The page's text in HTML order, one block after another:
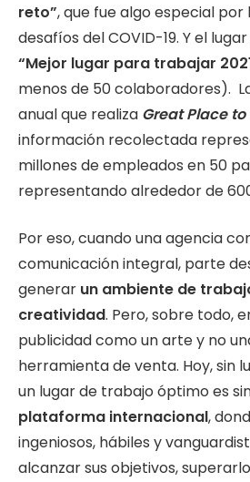
reto”, que fue algo especial
desafíos del COVID-19. Y el lugar
“Mejor lugar para trabajar
menos de 50 colaboradores).
anual que realiza Great Place to
información recolectada
millones de empleados en 50
representando alrededor de
Por eso, cuando una agencia
comunicación integral, parte
generar un ambiente de
creatividad. Pero, sobre todo,
publicidad como un arte y no
herramienta de venta. Hoy, sin
un lugar de trabajo óptimo es
plataforma internacional,
ingeniosos, hábiles y
alcanzar sus objetivos,